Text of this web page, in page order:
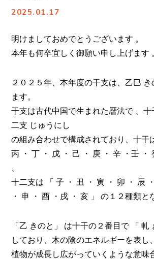
2025.01.17
明けましておめでとうございます 。
本年も何卒宜しく御願い申し上げます
２０２５年、本年度の干支は、乙巳 き
ます。
干支は古代中国で生まれた暦法で 、十
二支 じゅうにし
の組み合わせで構成されており、十干
丙 ・ 丁 ・ 戊 ・ 己 ・ 庚 ・ 辛 ・壬 ・
十二支は 「 子 ・ 丑 ・ 寅 ・ 卯 ・ 辰
・ 申 ・ 酉 ・戌 ・ 亥 」 の１２種類と
「乙 きのと」 は十干の２番目で 「 軋
しており、木の陰のエネルギーを表し、
植物が成長し広がっていくような意味